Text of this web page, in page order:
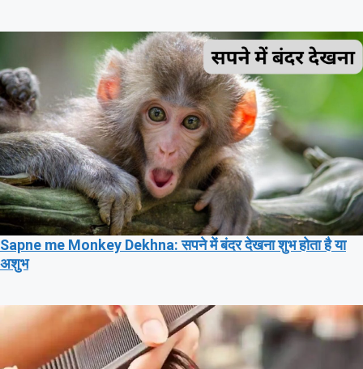
Sapne me Monkey Dekhna: सपने में बंदर देखना शुभ होता है या
अशुभ